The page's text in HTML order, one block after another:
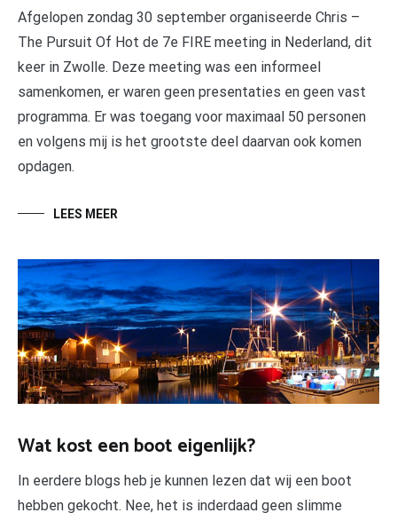
Afgelopen zondag 30 september organiseerde Chris –
The Pursuit Of Hot de 7e FIRE meeting in Nederland, dit
keer in Zwolle. Deze meeting was een informeel
samenkomen, er waren geen presentaties en geen vast
programma. Er was toegang voor maximaal 50 personen
en volgens mij is het grootste deel daarvan ook komen
opdagen.
LEES MEER
Wat kost een boot eigenlijk?
In eerdere blogs heb je kunnen lezen dat wij een boot
hebben gekocht. Nee, het is inderdaad geen slimme